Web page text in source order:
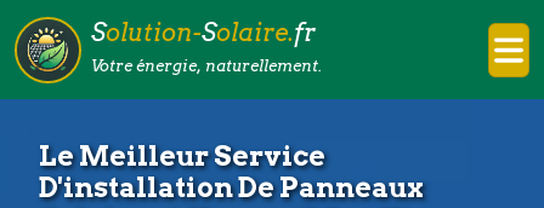
Solution-Solaire.fr
Votre énergie, naturellement.
Le Meilleur Service
D'installation De Panneaux